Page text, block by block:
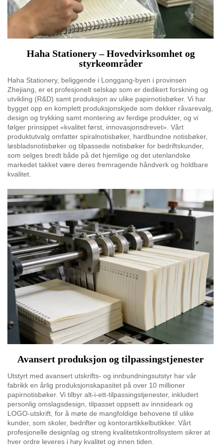
Haha Stationery – Hovedvirksomhet og
styrkeområder
Haha Stationery, beliggende i Longgang-byen i provinsen
Zhejiang, er et profesjonelt selskap som er dedikert forskning og
utvikling (R&D) samt produksjon av ulike papirnotisbøker. Vi har
bygget opp en komplett produksjonskjede som dekker råvarevalg,
design og trykking samt montering av ferdige produkter, og vi
følger prinsippet «kvalitet først, innovasjonsdrevet». Vårt
produktutvalg omfatter spiralnotisbøker, hardbundne notisbøker,
løsbladsnotisbøker og tilpassede notisbøker for bedriftskunder,
som selges bredt både på det hjemlige og det utenlandske
markedet takket være deres fremragende håndverk og holdbare
kvalitet.
Avansert produksjon og tilpassingstjenester
Utstyrt med avansert utskrifts- og innbundningsutstyr har vår
fabrikk en årlig produksjonskapasitet på over 10 millioner
papirnotisbøker. Vi tilbyr alt-i-ett-tilpassingstjenester, inkludert
personlig omslagsdesign, tilpasset oppsett av innsideark og
LOGO-utskrift, for å møte de mangfoldige behovene til ulike
kunder, som skoler, bedrifter og kontorartikkelbutikker. Vårt
profesjonelle designlag og streng kvalitetskontrollsystem sikrer at
hver ordre leveres i høy kvalitet og innen tiden.